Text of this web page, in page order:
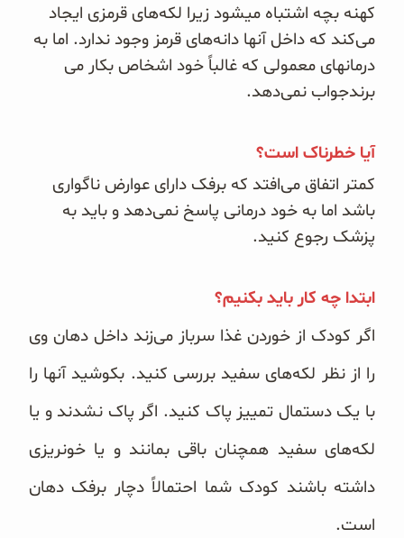
کهنه بچه اشتباه میشود زیرا لکه‌های قرمزی ایجاد
می‌کند که داخل آنها دانه‌های قرمز وجود ندارد. اما به
درمانهای معمولی که غالباً خود اشخاص بکار می
برندجواب نمی‌دهد.
آیا خطرناک است؟
کمتر اتفاق می‌افتد که برفک دارای عوارض ناگواری
باشد اما به خود درمانی پاسخ نمی‌دهد و باید به
پزشک رجوع کنید.
ابتدا چه کار باید بکنیم؟
اگر کودک از خوردن غذا سرباز می‌زند داخل دهان وی
را از نظر لکه‌های سفید بررسی کنید. بکوشید آنها را
با یک دستمال تمییز پاک کنید. اگر پاک نشدند و یا
لکه‌های سفید همچنان باقی بمانند و یا خونریزی
داشته باشند کودک شما احتمالاً دچار برفک دهان
است.